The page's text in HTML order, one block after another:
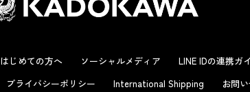
はじめての方へ ソーシャルメディア LINE IDの連携ガ
プライバシーポリシー International Shipping お問